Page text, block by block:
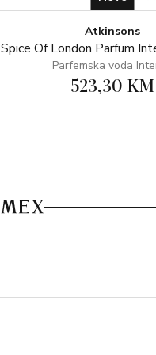
Atkinsons
Spice Of London Parfum
Parfemska voda
523,30 KM